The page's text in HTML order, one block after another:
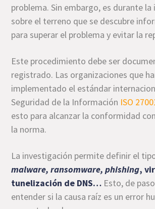
problema. Sin embargo, es durante
sobre el terreno que se descubre
para superar el problema y evitar la
Este procedimiento debe ser
registrado. Las organizaciones que
implementado el estándar
Seguridad de la Información ISO
esto para alcanzar la conformidad
la norma.
La investigación permite definir el
malware, ransomware, phishing,
tunelización de DNS… Esto, de
entender si la causa raíz es un error